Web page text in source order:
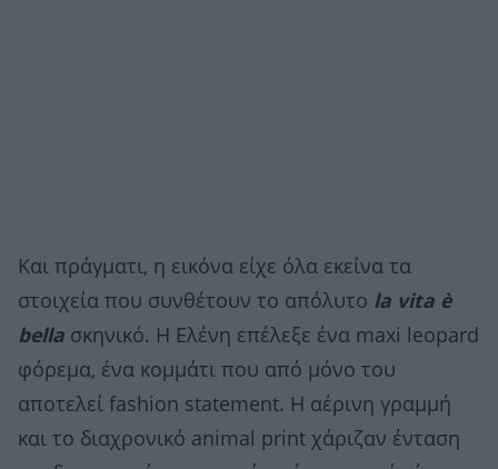
Και πράγματι, η εικόνα είχε όλα εκείνα τα
στοιχεία που συνθέτουν το απόλυτο la vita è
bella σκηνικό. Η Ελένη επέλεξε ένα maxi leopard
φόρεμα, ένα κομμάτι που από μόνο του
αποτελεί fashion statement. Η αέρινη γραμμή
και το διαχρονικό animal print χάριζαν ένταση